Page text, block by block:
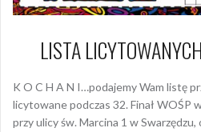
LISTA
K O C H A N I…podajemy Wam listę
licytowane podczas 32. Finał WOŚP
przy ulicy św. Marcina 1 w